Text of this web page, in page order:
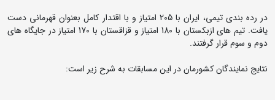
در رده بندی تیمی، ایران با 205 امتیاز و با اقتدار کامل بعنوان قهرمانی دست
یافت. تیم های ازبکستان با 180 امتیاز و قزاقستان با 170 امتیاز در جایگاه های
دوم و سوم قرار گرفتند.
نتایج نمایندگان کشورمان در این مسابقات به شرح زیر است: